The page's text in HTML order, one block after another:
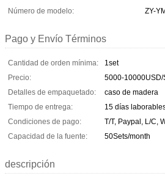
Número de modelo:
ZY-
Pago y Envío Términos
Cantidad de orden mínima:
1set
Precio:
5000-10000USD/
Detalles de empaquetado:
caso de madera
Tiempo de entrega:
15 días
Condiciones de pago:
T/T, Paypal, L/C,
Capacidad de la fuente:
50Sets/month
descripción